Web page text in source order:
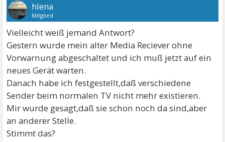
hlena
Mitglied
Vielleicht weiß jemand Antwort?
Gestern wurde mein alter Media Reciever ohne
Vorwarnung abgeschaltet und ich muß jetzt auf ein
neues Gerät warten.
Danach habe ich festgestellt,daß verschiedene
Sender beim normalen TV nicht mehr existieren.
Mir wurde gesagt,daß sie schon noch da sind,aber
an anderer Stelle.
Stimmt das?